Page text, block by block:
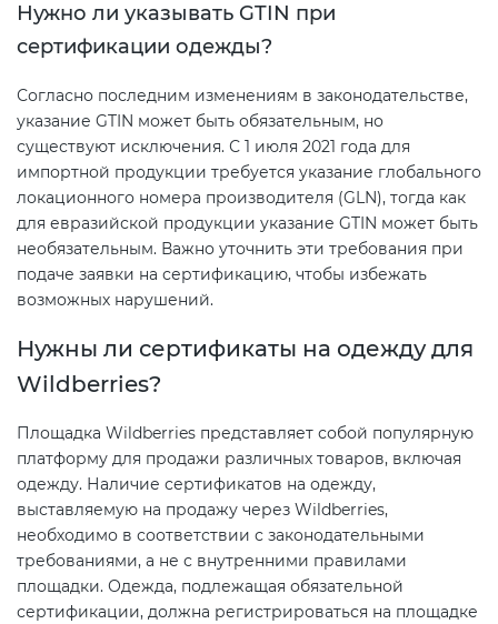
Нужно ли указывать GTIN при
сертификации одежды?
Согласно последним изменениям в законодательстве,
указание GTIN может быть обязательным, но
существуют исключения. С 1 июля 2021 года для
импортной продукции требуется указание глобального
локационного номера производителя (GLN), тогда как
для евразийской продукции указание GTIN может быть
необязательным. Важно уточнить эти требования при
подаче заявки на сертификацию, чтобы избежать
возможных нарушений.
Нужны ли сертификаты на одежду для
Wildberries?
Площадка Wildberries представляет собой популярную
платформу для продажи различных товаров, включая
одежду. Наличие сертификатов на одежду,
выставляемую на продажу через Wildberries,
необходимо в соответствии с законодательными
требованиями, а не с внутренними правилами
площадки. Одежда, подлежащая обязательной
сертификации, должна регистрироваться на площадке